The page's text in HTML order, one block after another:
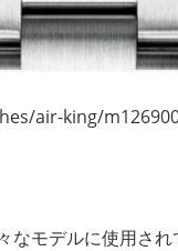
air-king/
なモデルに使用さ